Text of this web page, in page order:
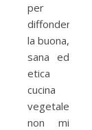
per
diffondere
la buona,
sana ed
etica
cucina
vegetale
non mi